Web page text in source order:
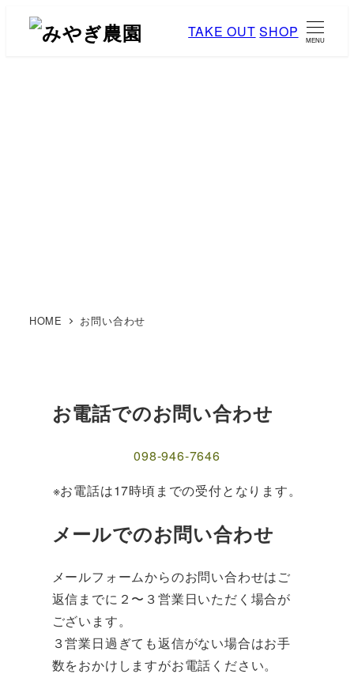
TAKE OUT SHOP
MENU
HOME お問い合わせ
お電話でのお問い合わせ
098-946-7646
※お電話は17時頃までの受付となります。
メールでのお問い合わせ
メールフォームからのお問い合わせはご
返信までに２〜３営業日いただく場合が
ございます。
３営業日過ぎても返信がない場合はお手
数をおかけしますがお電話ください。